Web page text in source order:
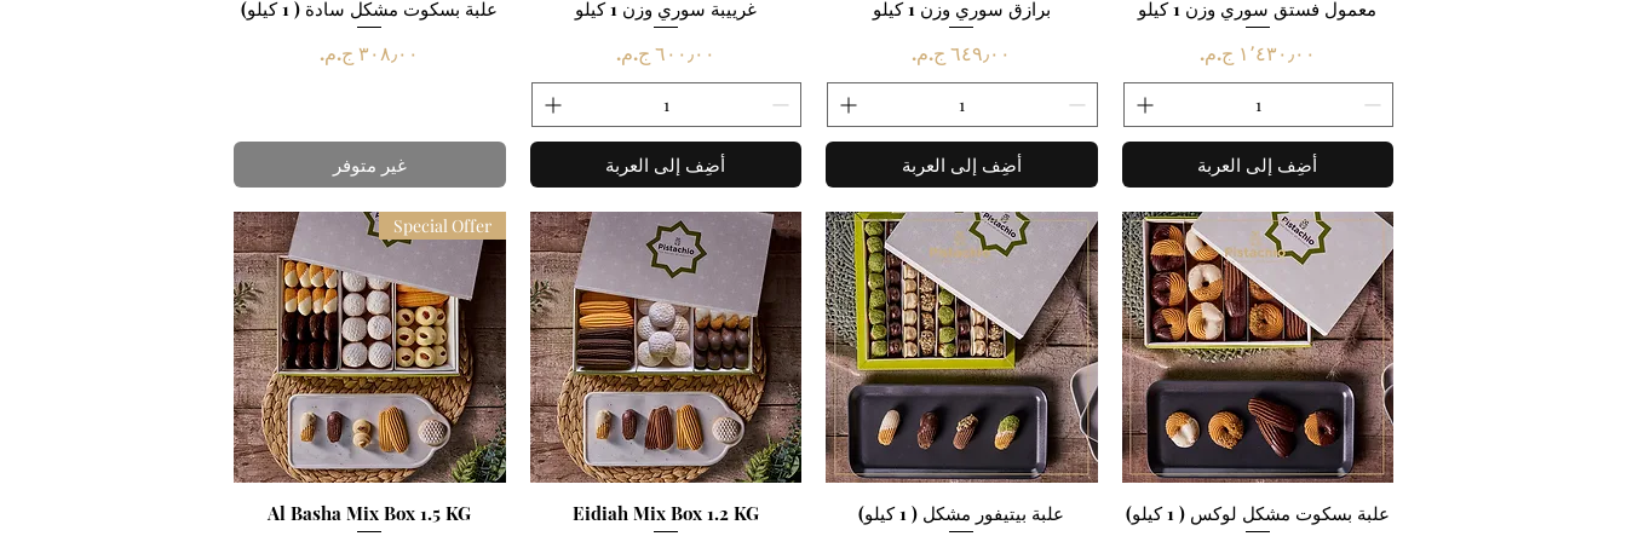
العرض السريع
معمول فستق سوري وزن 1 كيلو
السعر
أضِف إلى العربة
العرض السريع
برازق سوري وزن 1 كيلو
السعر
أضِف إلى العربة
العرض السريع
غرييبة سوري وزن 1 كيلو
السعر
أضِف إلى العربة
العرض السريع
علبة بسكوت مشكل سادة ( 1 كيلو)
السعر
غير متوفر
العرض السريع
علبة بسكوت مشكل لوكس ( 1 كيلو) العرض السريع
علبة بيتيفور مشكل ( 1 كيلو) العرض السريع
Eidiah Mix Box 1.2 KG العرض السريع
Special Offer
Al Basha Mix Box 1.5 KG